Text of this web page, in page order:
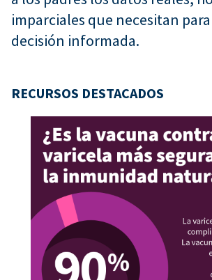
imparciales que necesitan
decisión informada.
RECURSOS DESTACADOS